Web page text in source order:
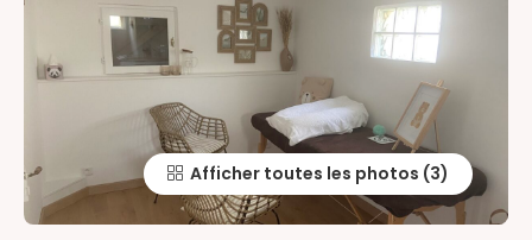
Afficher toutes les photos